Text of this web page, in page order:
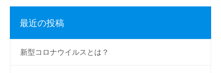
ン
最近の投稿
新型コロナウイルスとは？